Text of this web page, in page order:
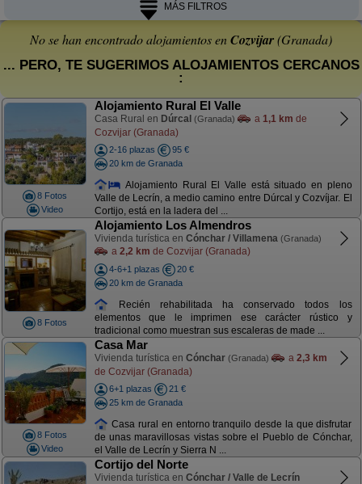
MÁS FILTROS
No se han encontrado alojamientos enCozvijar(Granada)
... PERO, TE SUGERIMOS ALOJAMIENTOS CERCANOS
:
8 Fotos
Video
Alojamiento Rural El Valle
Casa Rural en Dúrcal (Granada) a 1,1 km de
Cozvijar (Granada)
2-16 plazas
95 €
20 km de Granada
Alojamiento Rural El Valle está situado en pleno
Valle de Lecrín, a medio camino entre Dúrcal y Cozvíjar. El
Cortijo, está en la ladera del ...
8 Fotos
Alojamiento Los Almendros
Vivienda turística en Cónchar / Villamena (Granada)
a 2,2 km de Cozvijar (Granada)
4-6+1 plazas
20 €
20 km de Granada
Recién rehabilitada ha conservado todos los
elementos que le imprimen ese carácter rústico y
tradicional como muestran sus escaleras de made ...
8 Fotos
Video
Casa Mar
Vivienda turística en Cónchar (Granada) a 2,3 km
de Cozvijar (Granada)
6+1 plazas
21 €
25 km de Granada
Casa rural en entorno tranquilo desde la que disfrutar
de unas maravillosas vistas sobre el Pueblo de Cónchar,
el Valle de Lecrín y Sierra N ...
Cortijo del Norte
Vivienda turística en Cónchar / Valle de Lecrín